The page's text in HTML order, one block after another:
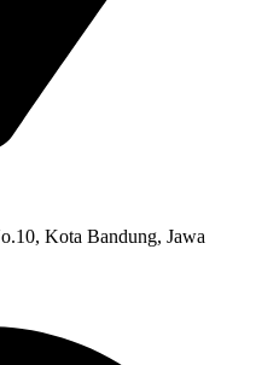
Kota Bandung, Jawa